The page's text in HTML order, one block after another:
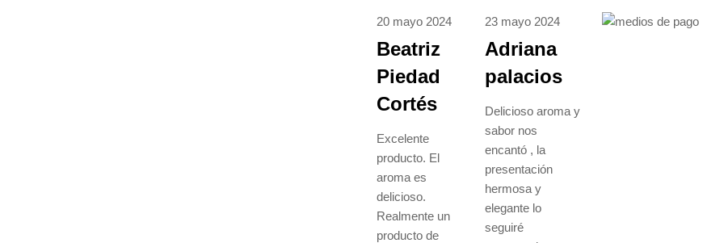
20 mayo 2024
Beatriz
Piedad
Cortés
Excelente
producto. El
aroma es
delicioso.
Realmente un
producto de
23 mayo 2024
Adriana
palacios
Delicioso aroma y
sabor nos
encantó , la
presentación
hermosa y
elegante lo
seguiré